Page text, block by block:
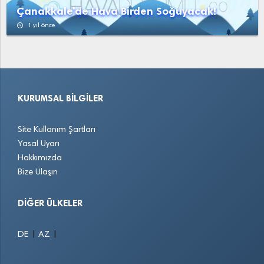
Çanakkale'de Hava Birden Soğuyacak!
access_time 1 yıl önce
KURUMSAL BILGILER
Site Kullanım Şartları
Yasal Uyarı
Hakkımızda
Bize Ulaşın
DIĞER ÜLKELER
DE AZ